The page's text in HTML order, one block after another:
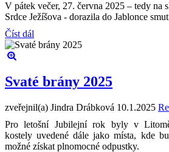
V pátek večer, 27. června 2025 – tedy na
Srdce Ježíšova - dorazila do Jablonce
Číst dál
Svaté brány 2025
zveřejnil(a) Jindra Drábková 10.1.2025
Pro letošní Jubilejní rok byly v
kostely uvedené dále jako místa, kde
možné získat plnomocné odpustky.